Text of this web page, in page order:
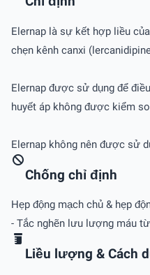
Elernap là sự kết hợp liều
chẹn kênh canxi
Elernap được sử dụng để
huyết áp không được kiểm
Elernap không nên được sử
Chống chỉ định
Hẹp động mạch chủ & hẹp
- Tắc nghẽn lưu lượng máu
Liều lượng & Cách